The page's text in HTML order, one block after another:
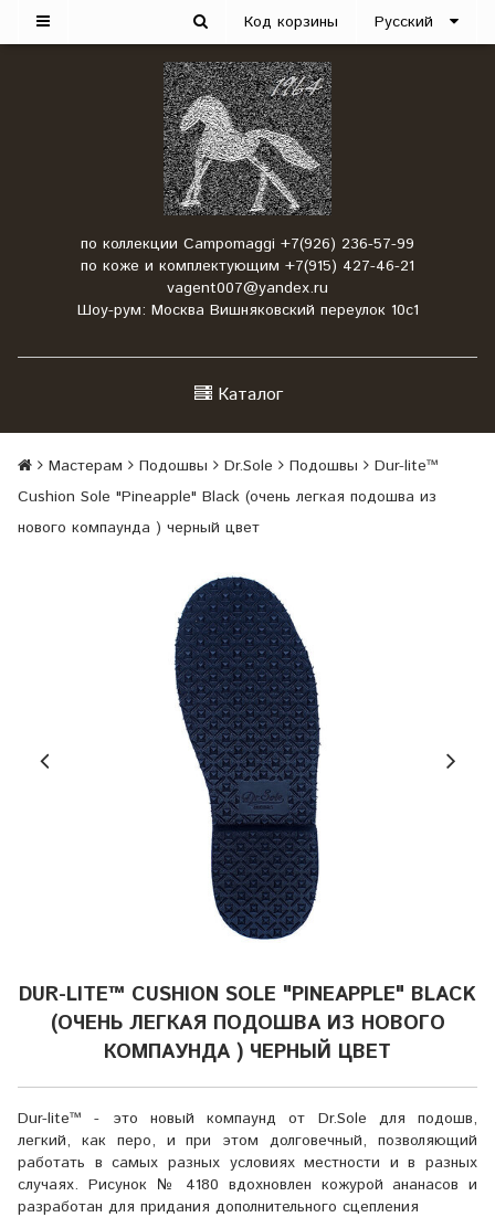
Русский
Код корзины
по коллекции Campomaggi +7(926) 236-57-99
по коже и комплектующим +7(915) 427-46-21
vagent007@yandex.ru
Шоу-рум: Москва Вишняковский переулок 10с1
Каталог
Мастерам Подошвы Dr.Sole Подошвы
Dur-lite™
Cushion Sole "Pineapple" Black (очень легкая подошва из
нового компаунда ) черный цвет
DUR-LITE™ CUSHION SOLE "PINEAPPLE" BLACK
(ОЧЕНЬ ЛЕГКАЯ ПОДОШВА ИЗ НОВОГО
КОМПАУНДА ) ЧЕРНЫЙ ЦВЕТ
Dur-lite™ - это новый компаунд от Dr.Sole для подошв,
легкий, как перо, и при этом долговечный, позволяющий
работать в самых разных условиях местности и в разных
случаях. Рисунок № 4180 вдохновлен кожурой ананасов и
разработан для придания дополнительного сцепления